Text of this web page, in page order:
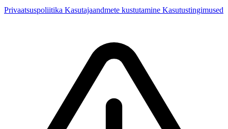
Privaatsuspoliitika Kasutajaandmete kustutamine Kasutustingimused